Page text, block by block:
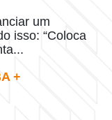
um
isso: “Coloca
+